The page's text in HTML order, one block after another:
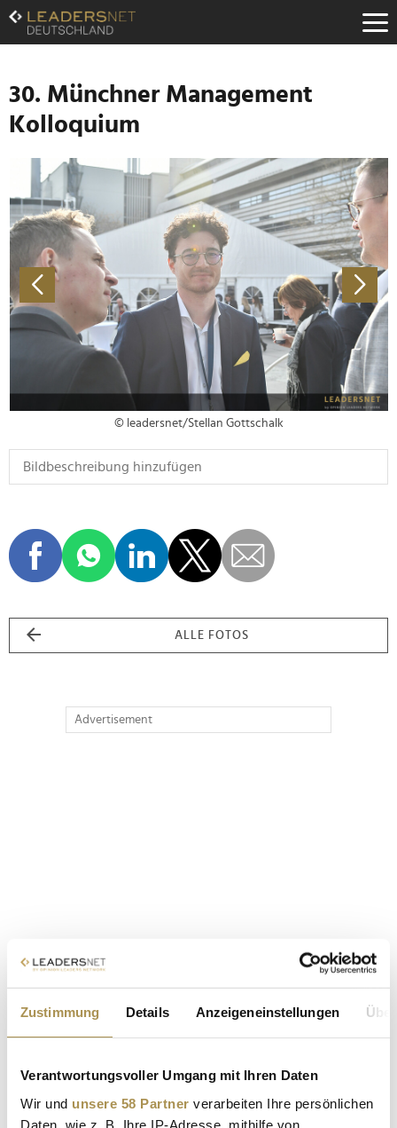
Zustimmung Details Anzeigeneinstellungen
Verantwortungsvoller Umgang mit Ihren Daten
Wir und unsere 58 Partner verarbeiten Ihre persönlichen
Daten, wie z. B. Ihre IP-Adresse, mithilfe von
Zum
Inhalt
Zur
Navigation
Zur
Hauptnavigation
30. Münchner Management
Kolloquium
© leadersnet/Stellan Gottschalk
ALLE FOTOS
Advertisement